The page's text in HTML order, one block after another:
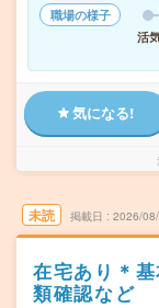
職場の様子
活
気になる!
未読 掲載日 2026/
在宅あり＊
類確認など